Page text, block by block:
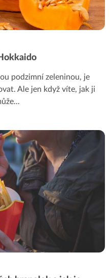
podzimní zeleninou, je
Ale jen když víte, jak ji
...